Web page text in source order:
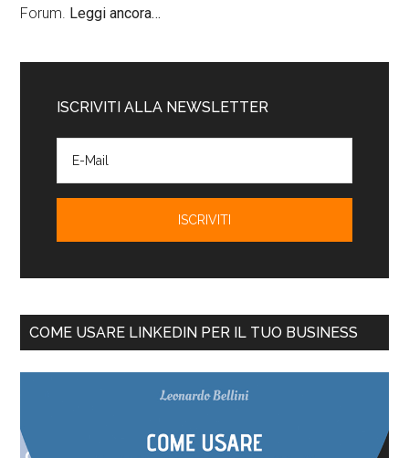
Forum. Leggi ancora…
ISCRIVITI ALLA NEWSLETTER
COME USARE LINKEDIN PER IL TUO BUSINESS